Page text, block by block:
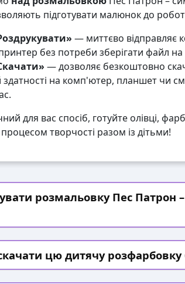
підготувати малюнок до
— миттєво відправляє
без потреби зберігати файл на
— дозволяє безкоштовно
здатності на комп'ютер, планшет чи
для вас спосіб, готуйте олівці,
творчості разом із дітьми!
розмальовку Пес Патрон
цю дитячу розфарбовку